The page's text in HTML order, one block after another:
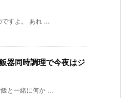
ですよ。 あれ ...
器同時調理で今夜はジ
と一緒に何か ...